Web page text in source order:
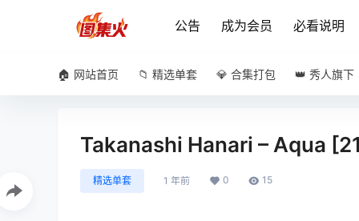
公告 成为会员 必看说明
🏠 网站首页 📁 精选单套 💎 合集打包 👑 秀人旗下
Takanashi Hanari – Aqua
精选单套 1 年前 0 15